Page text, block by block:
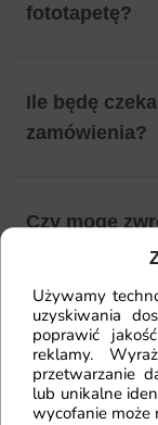
Używamy
uzyskiwania
poprawić
reklamy.
przetwarzanie
lub unikalne
wycofanie może
fototapetę?
Ile będę
zamówienia?
Czy mogę
Jak
przygotować